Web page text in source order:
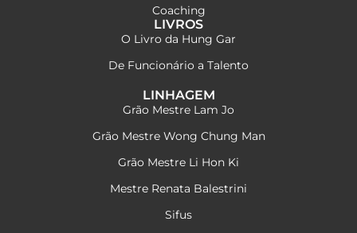
Coaching
LIVROS
O Livro da Hung Gar
De Funcionário a Talento
LINHAGEM
Grão Mestre Lam Jo
Grão Mestre Wong Chung Man
Grão Mestre Li Hon Ki
Mestre Renata Balestrini
Sifus